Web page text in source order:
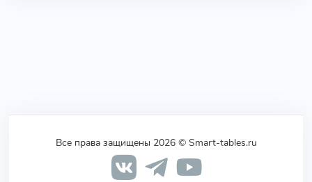
Все права защищены 2026 © Smart-tables.ru